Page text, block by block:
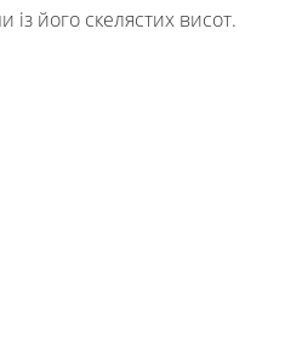
його скелястих висот.